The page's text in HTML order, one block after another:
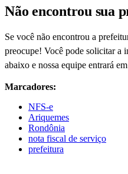
Não encontrou sua
Se você não encontrou a
preocupe! Você pode solicitar a
abaixo e nossa equipe entrará
Marcadores:
NFS-e
Ariquemes
Rondônia
nota fiscal de serviço
prefeitura